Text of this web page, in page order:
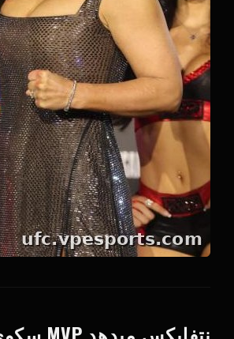
نتفلیکس میدهد MVP